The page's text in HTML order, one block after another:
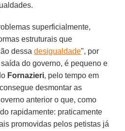
superficialmente,
estruturais que
dessadesigualdade", por
do governo, é pequeno e
Fornazieri, pelo tempo em
desmontar as
anterior o que, como
rapidamente: praticamente
promovidas pelos petistas já